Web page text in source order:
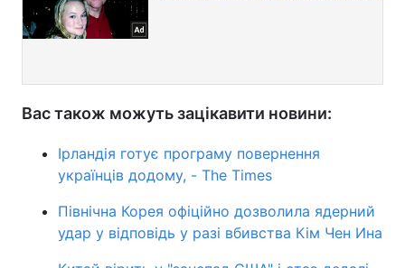
Вас також можуть зацікавити новини:
Ірландія готує програму повернення
українців додому, - The Times
Північна Корея офіційно дозволила ядерний
удар у відповідь у разі вбивства Кім Чен Ина